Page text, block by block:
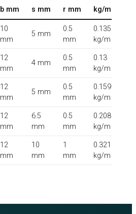
b mm s mm r mm kg/m
10
mm
5 mm
0.5
mm
0.135
kg/m
12
mm
4 mm
0.5
mm
0.13
kg/m
12
mm
5 mm
0.5
mm
0.159
kg/m
12
mm
6.5
mm
0.5
mm
0.208
kg/m
12
mm
10
mm
1
mm
0.321
kg/m